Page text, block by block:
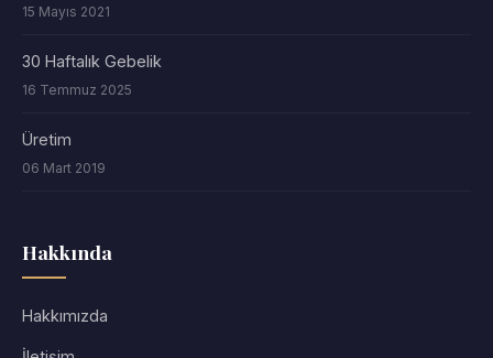
15 Mayıs 2021
30 Haftalık Gebelik
16 Temmuz 2025
Üretim
06 Mart 2019
Hakkında
Hakkımızda